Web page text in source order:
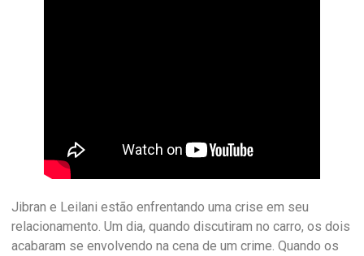
Jibran e Leilani estão enfrentando uma crise em seu
relacionamento. Um dia, quando discutiram no carro, os dois
acabaram se envolvendo na cena de um crime. Quando os